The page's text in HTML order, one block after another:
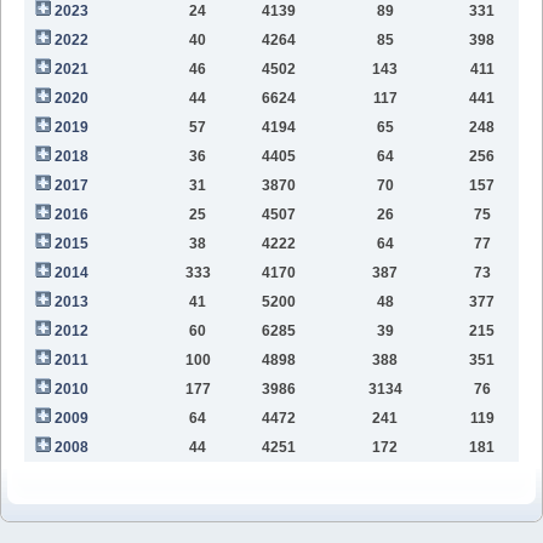
2023
24 4139 89 331
2022
40 4264 85 398
2021
46 4502 143 411
2020
44 6624 117 441
2019
57 4194 65 248
2018
36 4405 64 256
2017
31 3870 70
157
2016
25 4507 26
75
2015
38 4222 64
77
2014
333 4170 387
73
2013
41 5200 48
377
2012
60 6285 39
215
2011
100 4898 388
351
2010
177 3986 3134
76
2009
64 4472 241
119
2008
44 4251 172 181